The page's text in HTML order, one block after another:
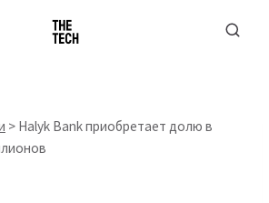
> Halyk Bank приобретает долю в